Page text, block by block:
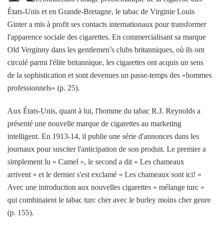
États-Unis et en Grande-Bretagne, le tabac de Virginie Louis
Ginter a mis à profit ses contacts internationaux pour transformer
l'apparence sociale des cigarettes. En commercialisant sa marque
Old Verginny dans les gentlemen’s clubs britanniques, où ils ont
circulé parmi l'élite britannique, les cigarettes ont acquis un sens
de la sophistication et sont devenues un passe-temps des «hommes
professionnels» (p. 25).
Aux États-Unis, quant à lui, l'homme du tabac R.J. Reynolds a
présenté une nouvelle marque de cigarettes au marketing
intelligent. En 1913-14, il publie une série d'annonces dans les
journaux pour susciter l'anticipation de son produit. Le premier a
simplement lu « Camel », le second a dit « Les chameaux
arrivent » et le dernier s'est exclamé « Les chameaux sont ici! »
Avec une introduction aux nouvelles cigarettes « mélange turc »
qui combinaient le tabac turc cher avec le burley moins cher genre
(p. 155).